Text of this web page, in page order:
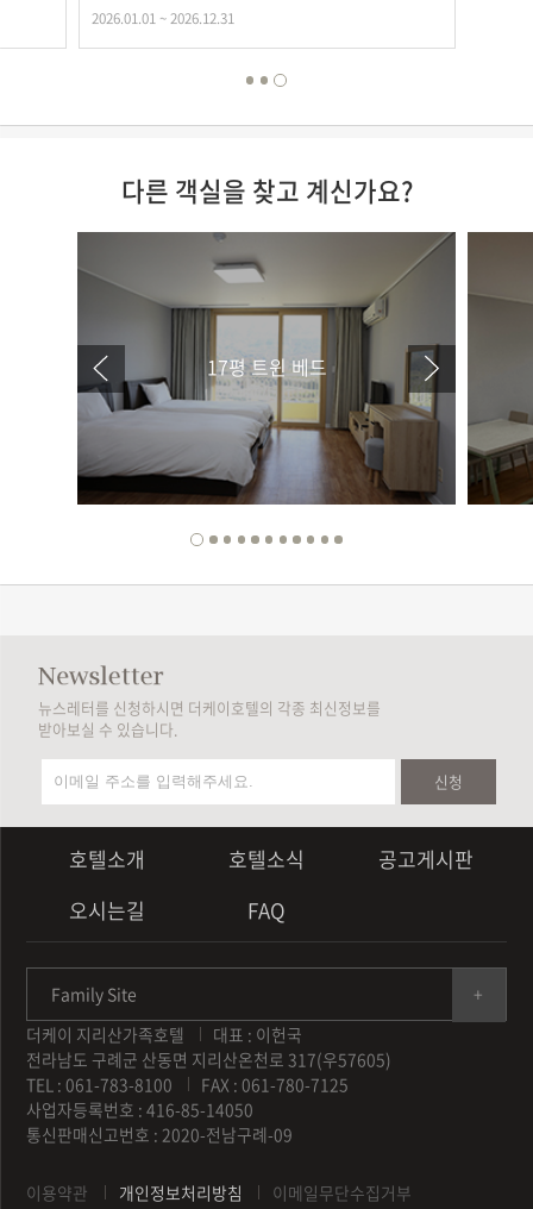
2026.01.01 ~ 2026.12.31
다른 객실을 찾고 계신가요?
17평 트윈 베드
뉴스레터를 신청하시면 더케이호텔의 각종 최신정보를
받아보실 수 있습니다.
신청
호텔소개 호텔소식
공고게시판
오시는길
FAQ
Family Site
더케이 지리산가족호텔
대표 : 이헌국
전라남도 구례군 산동면 지리산온천로 317(우57605)
TEL : 061-783-8100
FAX : 061-780-7125
사업자등록번호 : 416-85-14050
통신판매신고번호 : 2020-전남구례-09
이용약관 개인정보처리방침
이메일무단수집거부